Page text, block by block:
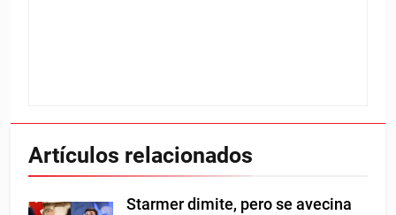
Artículos relacionados
Starmer dimite, pero se avecina